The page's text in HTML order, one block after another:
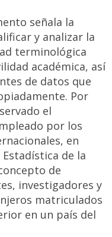
señala la
y analizar la
terminológica
académica, así
de datos que
Por
el
por los
en
de la
de
investigadores y
matriculados
en un país del